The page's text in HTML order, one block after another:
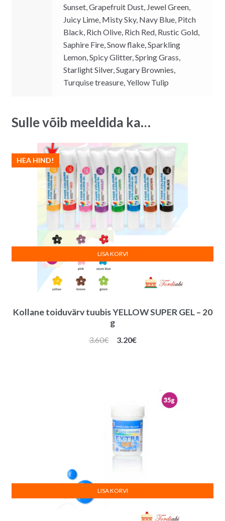
Sunset, Grapefruit Dust, Jewel Green,
Juicy Lime, Misty Sky, Navy Blue, Pitch
Black, Rich Olive, Rich Red, Rustic Gold,
Saphire Fire, Snow flake, Sparkling
Lemon, Spicy Glitter, Spring Grass,
Starlight Silver, Sugary Brownies,
Turquise treasure, Yellow Tulip
Sulle võib meeldida ka…
Kollane toiduvärv tuubis YELLOW SUPER GEL – 20
g
HEA HIND!
3.60€
Algne
3.20€Praegune
LISA KORVI
LISA KORVI